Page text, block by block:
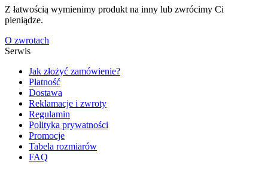
Z łatwością wymienimy produkt na inny lub zwrócimy Ci
pieniądze.
O zwrotach
Serwis
Jak złożyć zamówienie?
Płatność
Dostawa
Reklamacje i zwroty
Regulamin
Polityka prywatności
Promocje
Tabela rozmiarów
FAQ